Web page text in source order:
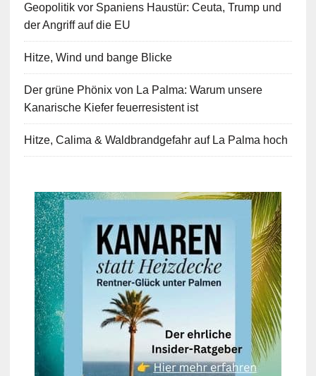
Geopolitik vor Spaniens Haustür: Ceuta, Trump und
der Angriff auf die EU
Hitze, Wind und bange Blicke
Der grüne Phönix von La Palma: Warum unsere
Kanarische Kiefer feuerresistent ist
Hitze, Calima & Waldbrandgefahr auf La Palma hoch